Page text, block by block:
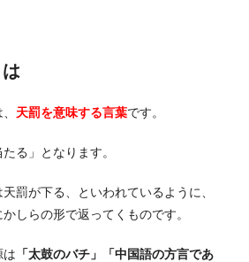
天罰を意味する言葉です。
る」となります。
罰が下る、といわれているように、
しらの形で返ってくものです。
は 「太鼓のバチ」「中国語の方言であ